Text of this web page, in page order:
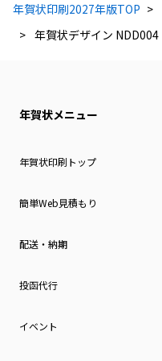
年賀状印刷2027年版TOP
年賀状デザイン NDD004
年賀状メニュー
年賀状印刷トップ
簡単Web見積もり
配送・納期
投函代行
イベント